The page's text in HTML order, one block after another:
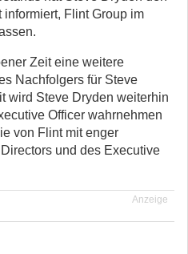
Flint Group im
Zeit eine weitere
Nachfolgers für Steve
wird Steve Dryden weiterhin
Officer wahrnehmen
von Flint mit enger
und des Executive
Anzeige